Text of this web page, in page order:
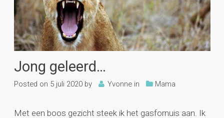
Jong geleerd…
Posted on 5 juli 2020 by Yvonne in Mama
Met een boos gezicht steek ik het gasfornuis aan. Ik